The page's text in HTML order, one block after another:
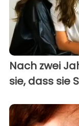
Nach zwei
sie, dass sie